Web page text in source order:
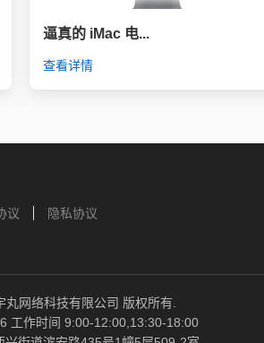
逼真的 iMac 电...
查看详情
议 隐私协议
网络科技有限公司 版权所有.
工作时间 9:00-12:00,13:30-18:00